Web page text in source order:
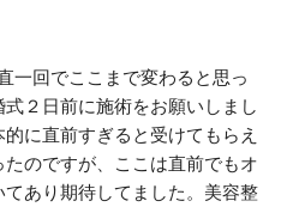
直一回でここまで変わると思っ
２日前に施術をお願いしまし
に直前すぎると受けてもらえ
のですが、ここは直前でもオ
あり期待してました。美容整